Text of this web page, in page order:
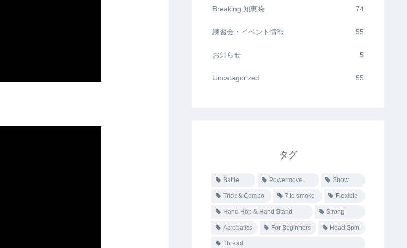
Breaking 知恵袋 74
練習会・イベント情報 55
お知らせ 5
Uncategorized 55
タグ
Battle Powermove Show
Trick & Combo 7 to smoke Flexible
Hand Hop & Hand Stand Strong
Acrobatics For Beginners Head Spin
Thread